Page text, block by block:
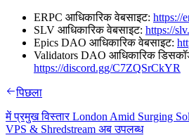
ERPC आधिकारिक वेबसाइट: https://
SLV आधिकारिक वेबसाइट: https://
Epics DAO आधिकारिक वेबसाइट:
Validators DAO आधिकारिक
https://discord.gg/C7ZQSrCkYR
पिछला
में प्रमुख विस्तार London Amid Surging
VPS & Shredstream अब उपलब्ध